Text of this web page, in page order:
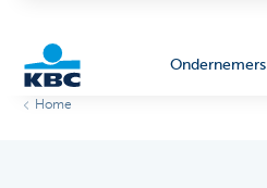
Ondernemers
Home